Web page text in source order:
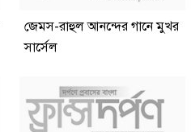
জেমস-রাহুল আনন্দের গানে মুখর
সার্সেল